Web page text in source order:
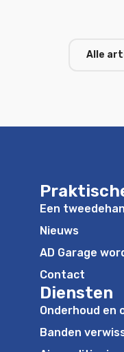
Alle
Een
Nieuws
AD Garage
Contact
Diensten
Onderhoud en
Banden